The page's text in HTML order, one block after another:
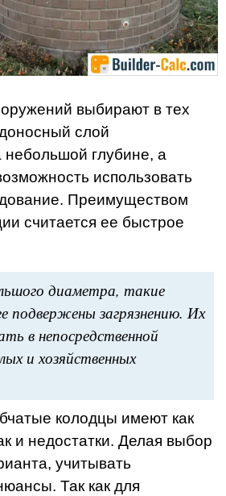
выбирают в тех
слой
небольшой глубине, а
использовать
Преимуществом
считается ее быстрое
диаметра, такие
подвержены загрязнению. Их
в непосредственной
и хозяйственных
колодцы имеют как
и недостатки. Делая выбор
учитывать
Так как для